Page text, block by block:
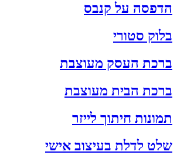
הדפסה על קנבס
בלוק סטורי
ברכת העסק מעוצבת
ברכת הבית מעוצבת
תמונות חיתוך לייזר
שלט לדלת בעיצוב אישי